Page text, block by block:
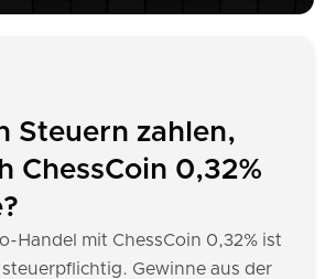
Steuern zahlen,
ChessCoin 0,32%
Handel mit ChessCoin 0,32% ist
Gewinne aus der